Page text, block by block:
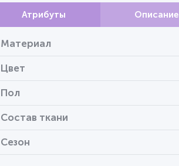
Атрибуты Описание
Материал
Цвет
Пол
Состав ткани
Сезон